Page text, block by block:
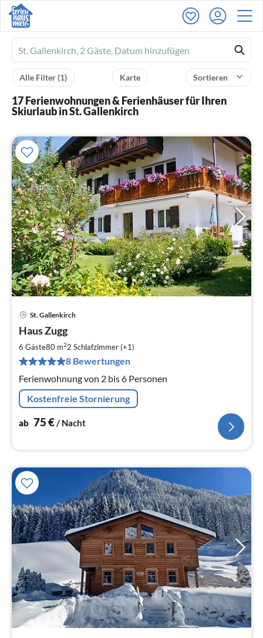
Ferienhausmiete
logo
Sortieren
Karte
Alle Filter(1)
17 Ferienwohnungen & Ferienhäuser für Ihren
Skiurlaub in St. Gallenkirch
St. Gallenkirch
Haus Zugg
6 Gäste80 m22 Schlafzimmer (+1)
8 Bewertungen
Ferienwohnung von 2 bis 6 Personen
Kostenfreie Stornierung
ab 75€/ Nacht